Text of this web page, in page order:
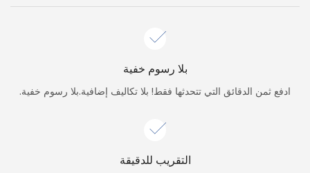
بلا رسوم خفية
ادفع ثمن الدقائق التي تتحدثها فقط! بلا تكاليف إضافية.بلا رسوم خفية.
التقريب للدقيقة